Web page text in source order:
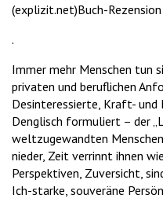
(explizit.net)Buch-
.
Immer mehr Menschen tun
privaten und beruflichen
Desinteressierte, Kraft- und
Denglisch formuliert – der
weltzugewandten
nieder, Zeit verrinnt ihnen
Perspektiven, Zuversicht,
Ich-starke, souveräne